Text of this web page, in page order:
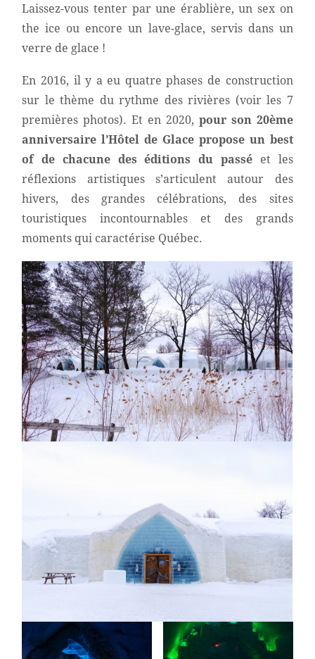
Laissez-vous tenter par une érablière, un sex on
the ice ou encore un lave-glace, servis dans un
verre de glace !
En 2016, il y a eu quatre phases de construction
sur le thème du rythme des rivières (voir les 7
premières photos). Et en 2020, pour son 20ème
anniversaire l’Hôtel de Glace propose un best
of de chacune des éditions du passé et les
réflexions artistiques s’articulent autour des
hivers, des grandes célébrations, des sites
touristiques incontournables et des grands
moments qui caractérise Québec.